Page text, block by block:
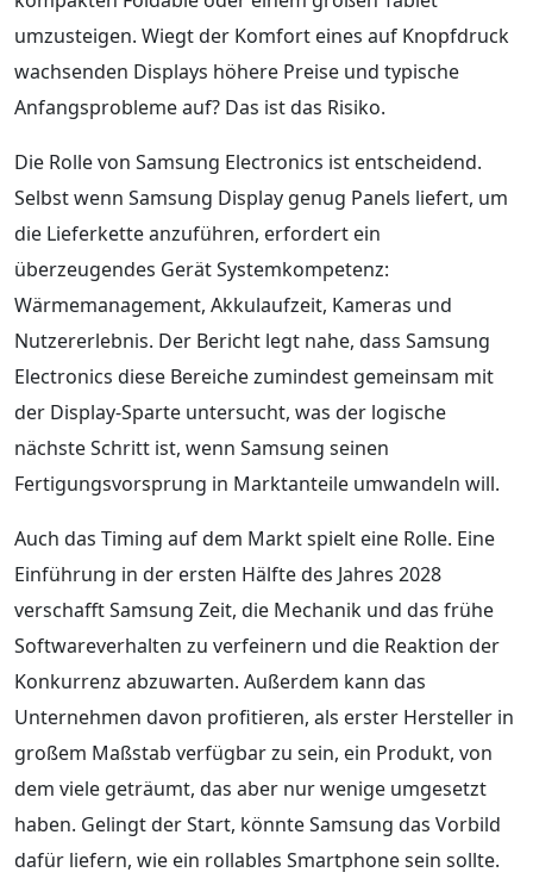
umzusteigen. Wiegt der Komfort eines auf Knopfdruck
wachsenden Displays höhere Preise und typische
Anfangsprobleme auf? Das ist das Risiko.
Die Rolle von Samsung Electronics ist entscheidend.
Selbst wenn Samsung Display genug Panels liefert, um
die Lieferkette anzuführen, erfordert ein
überzeugendes Gerät Systemkompetenz:
Wärmemanagement, Akkulaufzeit, Kameras und
Nutzererlebnis. Der Bericht legt nahe, dass Samsung
Electronics diese Bereiche zumindest gemeinsam mit
der Display-Sparte untersucht, was der logische
nächste Schritt ist, wenn Samsung seinen
Fertigungsvorsprung in Marktanteile umwandeln will.
Auch das Timing auf dem Markt spielt eine Rolle. Eine
Einführung in der ersten Hälfte des Jahres 2028
verschafft Samsung Zeit, die Mechanik und das frühe
Softwareverhalten zu verfeinern und die Reaktion der
Konkurrenz abzuwarten. Außerdem kann das
Unternehmen davon profitieren, als erster Hersteller in
großem Maßstab verfügbar zu sein, ein Produkt, von
dem viele geträumt, das aber nur wenige umgesetzt
haben. Gelingt der Start, könnte Samsung das Vorbild
dafür liefern, wie ein rollables Smartphone sein sollte.